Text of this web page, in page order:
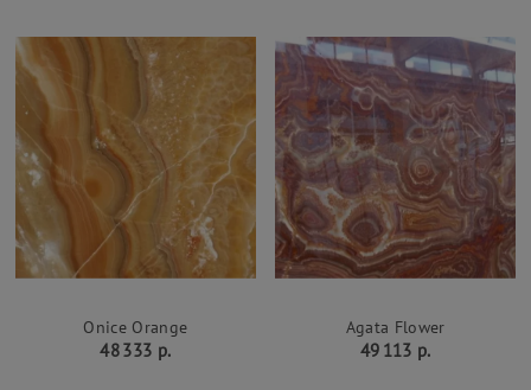
Onice Orange
48 333 р.
Agata Flower
49 113 р.